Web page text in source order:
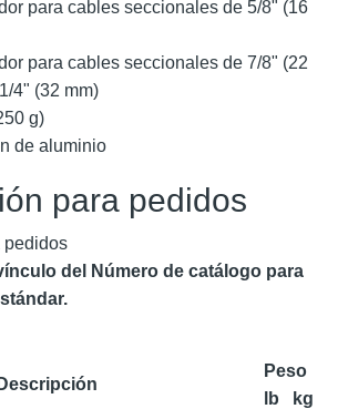
para cables seccionales de 5/8" (16
para cables seccionales de 7/8" (22
4" (32 mm)
g)
de aluminio
para pedidos
pedidos
del Número de catálogo para
Descripción
Peso
lb
kg